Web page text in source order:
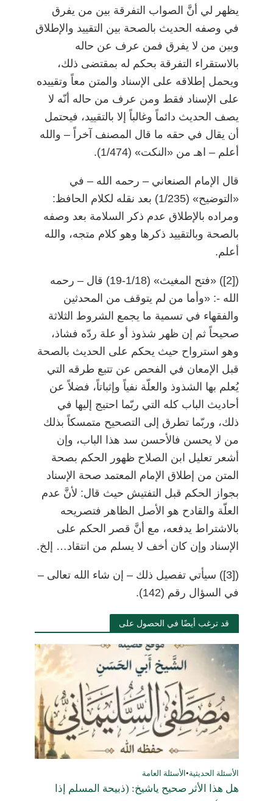
يظهر لي أنَّ الصواب التفرقة بين من يفرق
في وصفه الحديث بالصحة بين التقييد والإطلاق
وبين من لا يفرق فمن عرف عن حاله
بالاستقراء التفرقة بحكم له بمقتضى ذلك،
ويحمل إطلاقه على الإسناد والمتن معاً وتقييده
على الإسناد فقط ومن عرف من حاله أنّه لا
يصف الحديث دائماً وغالباً إلا بالتقييد، فيحتمل
أن يقال في حقه ما قال المصنف آخراً– والله
أعلم– اهـ من «النكت» (1/474).
قال الإمام الصنعاني– رحمه الله– في
«التوضيح» (1/235) بعد نقله لكلام الحافظ:
ومراده بالإطلاق عدم ذكر السلامة بعد وصفه
بالصحة وبالتقييد ذكرها وهو كلام متجه، والله
أعلم.
([2]) «فتح المغيث» (1/18-19) قال – رحمه
الله -: «وأما من لم يتوقف من المحدثين
والفقهاء في تسمية ما يجمع الشروط الثلاثة
صحيحاً ثم إن ظهر شذوذ أو علة ردّه فشاذ،
وهو استرواح حيث يحكم على الحديث بالصحة
قبل الإمعان في الفحص عن تتبع طرقه التي
يُعلم بها الشذوذ والعلّة نفياً وإثباتاً، فضلاً عن
أحاديث الباب كله التي ربّما احتيج إليها في
ذلك، وربّما تطرق إلى التصحيح متمسكاً بذلك
من لا يحسن فالأحسن سد هذا الباب، وإن
أشعر تعليل ابن الصلاح ظهور الحكم بصحة
المتن من إطلاق الإمام المعتمد صحة الإسناد
بجواز الحكم قبل التفتيش حيث قال: لأنَّ عدم
العلّة والقادح هو الأصل الظاهر فتصريحه
بالاشتراط يدفعه، مع أنَّ قصر الحكم على
الإسناد وإن كان أخف لا يسلم من انتقاد… إلخ.
(
[3]
) سيأتي تفصيل ذلك– إن شاء الله تعالى–
في السؤال رقم (142).
قد ترغب أيضًا في الحصول على
الأسئلة الحديثية• الأسئلة العامة
هل هذا الأثر صحيح ياشيخ: (ذبيحة المسلم إذا